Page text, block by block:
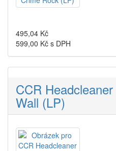
495,04 Kč
599,00 Kč s DPH
CCR
Wall (LP)